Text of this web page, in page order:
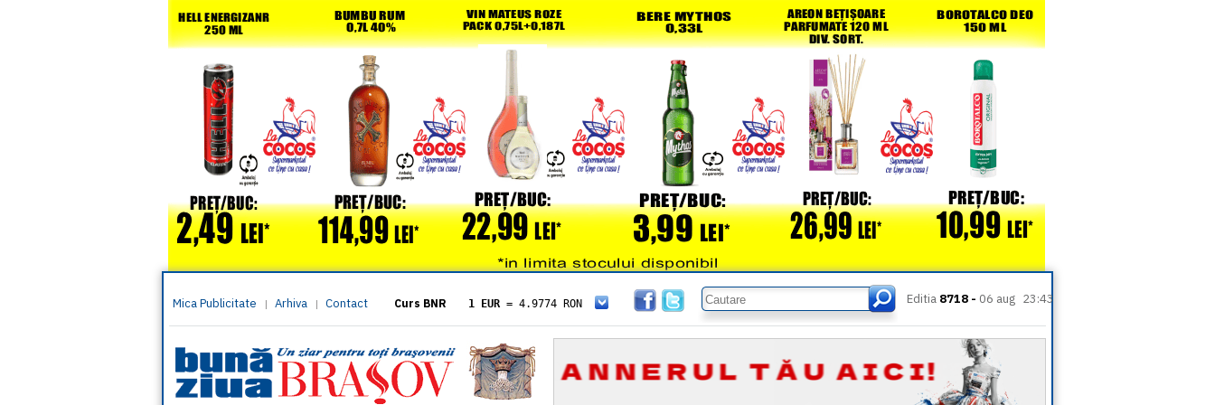
Mica Publicitate | Arhiva | Contact Curs BNR 1 EUR = 4.9774 RON
= 5.8304 RON
1 XAU= 464.4611 RON
1 AED= 1.1933 RON
1 AUD= 2.7957 RON
1 BGN= 2.5449 RON
Editia 8718 - 06 aug 23:43